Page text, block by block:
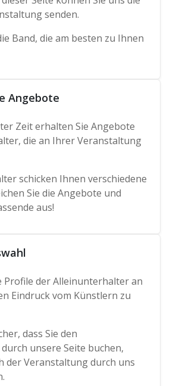
senden.
Band, die am besten zu Ihnen
Angebote
Zeit erhalten Sie Angebote
die an Ihrer Veranstaltung
schicken Ihnen verschiedene
Sie die Angebote und
aus!
Profile der Alleinunterhalter an
Eindruck vom Künstlern zu
dass Sie den
unsere Seite buchen,
der Veranstaltung durch uns